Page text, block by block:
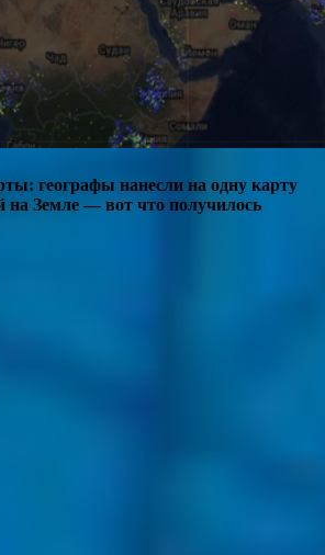
географы нанесли на одну карту
на Земле — вот что получилось